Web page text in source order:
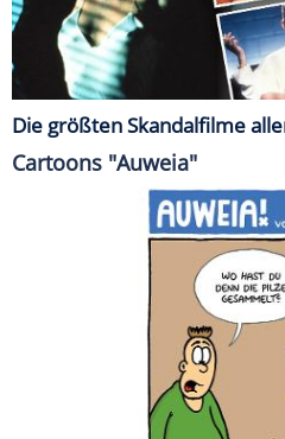
Die größten Skandalfilme
Cartoons "Auweia"